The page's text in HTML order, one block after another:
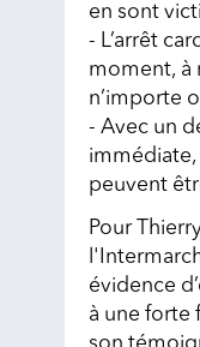
en sont
- L’arrêt
moment, à
n’importe
- Avec un
immédiate,
peuvent
Pour
évidence
à une forte